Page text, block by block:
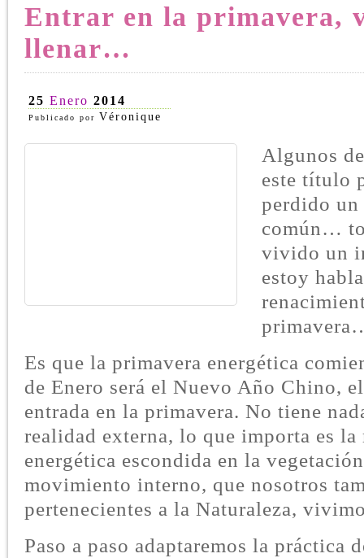
Entrar en la primavera,
llenar…
25 Enero 2014
Publicado por Véronique
Algunos
este título
perdido
común…
vivido un
estoy
Es que la primavera energética
de Enero será el Nuevo Año Chino,
entrada en la primavera. No tiene
realidad externa, lo que importa es la
energética escondida en la
movimiento interno, que nosotros
pertenecientes a la Naturaleza,
Paso a paso adaptaremos la práctica